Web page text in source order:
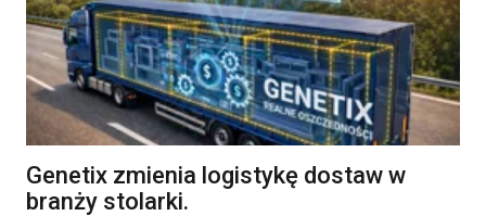
Genetix zmienia logistykę dostaw w
branży stolarki.